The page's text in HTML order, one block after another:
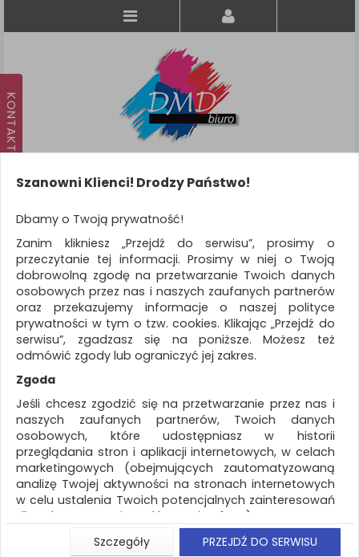
KATEGORIE
WSZYSTKIE KATEGORIE
FILTRY
Więcej
REKLAMA
AKTUALNOŚCI
Drobne akcesoria biurowe Szufladka metal
ZNALEZIONYCH PRODUKTÓW: 5
SZUFLADKA METAL
Porównaj (0
Szanowni Klienci! Drodzy Państwo!
Dbamy o Twoją prywatność!
Zanim klikniesz „Przejdź do serwisu”, prosimy o
przeczytanie tej informacji. Prosimy w niej o Twoją
dobrowolną zgodę na przetwarzanie Twoich danych
osobowych przez nas i naszych zaufanych partnerów
oraz przekazujemy informacje o naszej polityce
prywatności w tym o tzw. cookies. Klikając „Przejdź do
serwisu”, zgadzasz się na poniższe. Możesz też
odmówić zgody lub ograniczyć jej zakres.
Zgoda
Jeśli chcesz zgodzić się na przetwarzanie przez nas i
naszych zaufanych partnerów, Twoich danych
osobowych, które udostępniasz w historii
przeglądania stron i aplikacji internetowych, w celach
marketingowych (obejmujących zautomatyzowaną
analizę Twojej aktywności na stronach internetowych
w celu ustalenia Twoich potencjalnych zainteresowań
dla dostosowania reklamy i oferty), w tym na
umieszczanie tzw. cookies na Twoich urządzeniach i
ich odczytywanie, kliknij przycisk „Przejdź do serwisu”.
Szczegóły PRZEJDŹ DO SERWISU